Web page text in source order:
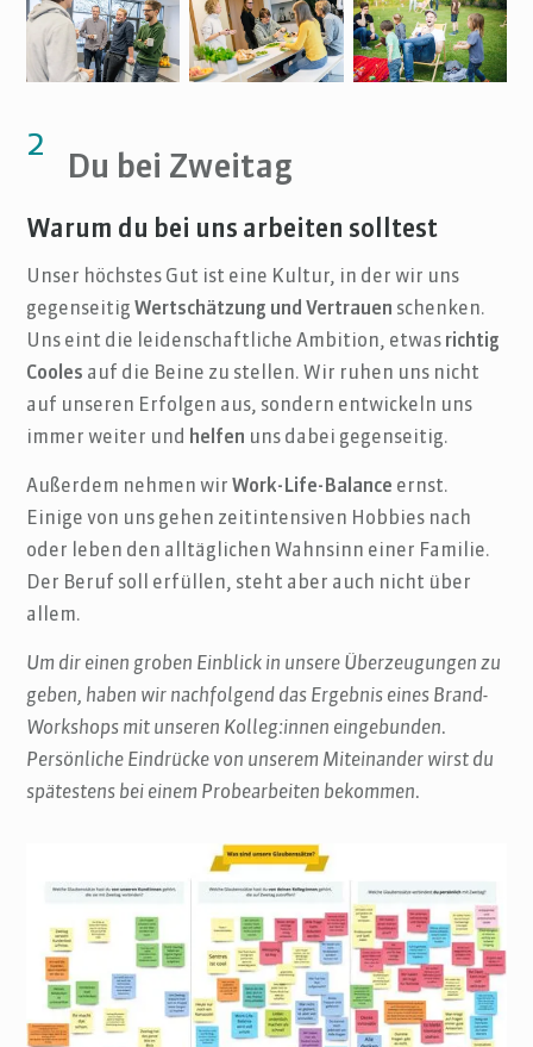
2
Du bei Zweitag
Warum du bei uns arbeiten solltest
Unser höchstes Gut ist eine Kultur, in der wir uns
gegenseitigWertschätzung und Vertrauen schenken.
Uns eint die leidenschaftliche Ambition, etwas richtig
Cooles auf die Beine zu stellen. Wir ruhen uns nicht
auf unseren Erfolgen aus, sondern entwickeln uns
immer weiter und helfen uns dabei gegenseitig.
Außerdem nehmen wirWork-Life-Balance ernst.
Einige von uns gehen zeitintensiven Hobbies nach
oder leben den alltäglichen Wahnsinn einer Familie.
Der Beruf soll erfüllen, steht aber auch nicht über
allem.
Um dir einen groben Einblick in unsere Überzeugungen zu
geben, haben wir nachfolgend das Ergebnis eines Brand-
Workshops mit unseren Kolleg:innen eingebunden.
Persönliche Eindrücke von unserem Miteinander wirst du
spätestens bei einem Probearbeiten bekommen.